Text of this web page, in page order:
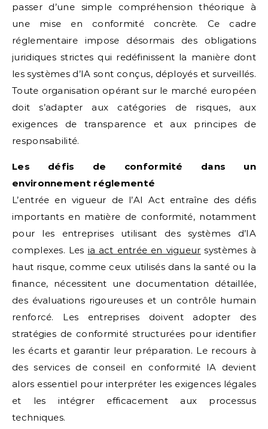
passer d’une simple compréhension théorique à
une mise en conformité concrète. Ce cadre
réglementaire impose désormais des obligations
juridiques strictes qui redéfinissent la manière dont
les systèmes d’IA sont conçus, déployés et surveillés.
Toute organisation opérant sur le marché européen
doit s’adapter aux catégories de risques, aux
exigences de transparence et aux principes de
responsabilité.
Les défis de conformité dans un
environnement réglementé
L’entrée en vigueur de l’AI Act entraîne des défis
importants en matière de conformité, notamment
pour les entreprises utilisant des systèmes d’IA
complexes. Les ia act entrée en vigueur systèmes à
haut risque, comme ceux utilisés dans la santé ou la
finance, nécessitent une documentation détaillée,
des évaluations rigoureuses et un contrôle humain
renforcé. Les entreprises doivent adopter des
stratégies de conformité structurées pour identifier
les écarts et garantir leur préparation. Le recours à
des services de conseil en conformité IA devient
alors essentiel pour interpréter les exigences légales
et les intégrer efficacement aux processus
techniques.